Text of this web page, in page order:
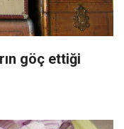
göç ettiği